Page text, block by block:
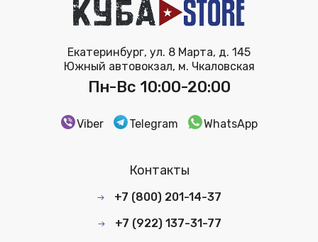
Екатеринбург, ул. 8 Марта, д. 145
Южный автовокзал, м. Чкаловская
Пн-Вс 10:00-20:00
Viber Telegram WhatsApp
Контакты
+7 (800) 201-14-37
+7 (922) 137-31-77